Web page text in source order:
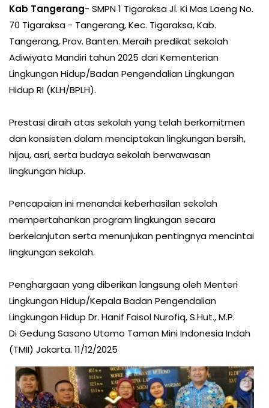
Kab Tangerang- SMPN 1 Tigaraksa Jl. Ki Mas Laeng No.
70 Tigaraksa - Tangerang, Kec. Tigaraksa, Kab.
Tangerang, Prov. Banten. Meraih predikat sekolah
Adiwiyata Mandiri tahun 2025 dari Kementerian
Lingkungan Hidup/Badan Pengendalian Lingkungan
Hidup RI (KLH/BPLH).
Prestasi diraih atas sekolah yang telah berkomitmen
dan konsisten dalam menciptakan lingkungan bersih,
hijau, asri, serta budaya sekolah berwawasan
lingkungan hidup.
Pencapaian ini menandai keberhasilan sekolah
mempertahankan program lingkungan secara
berkelanjutan serta menunjukan pentingnya mencintai
lingkungan sekolah.
Penghargaan yang diberikan langsung oleh Menteri
Lingkungan Hidup/Kepala Badan Pengendalian
Lingkungan Hidup Dr. Hanif Faisol Nurofiq, S.Hut., M.P.
Di Gedung Sasono Utomo Taman Mini Indonesia Indah
(TMII) Jakarta. 11/12/2025